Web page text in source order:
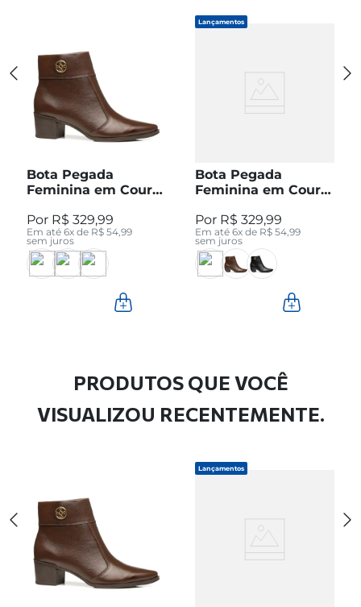
Bota Pegada
Feminina em Couro
280512-04
R$ 329,99
Em até 6x de R$ 54,99
sem juros
Lançamentos
Bota Pegada
Feminina em Couro
280512-05
R$ 329,99
Em até 6x de R$ 54,99
sem juros
PRODUTOS QUE VOCÊ
VISUALIZOU RECENTEMENTE.
Lançamentos